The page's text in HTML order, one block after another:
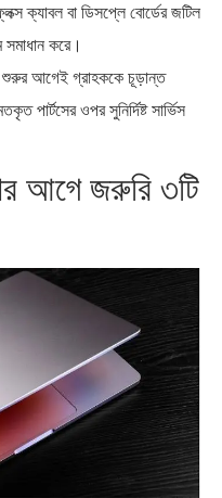
ক্যাবল বা ডিসপ্লে বোর্ডের জটিল
সমাধান করে।
আগেই গ্রাহককে চূড়ান্ত
পার্টসের ওপর সুনির্দিষ্ট সার্ভিস
আগে জরুরি ৩টি